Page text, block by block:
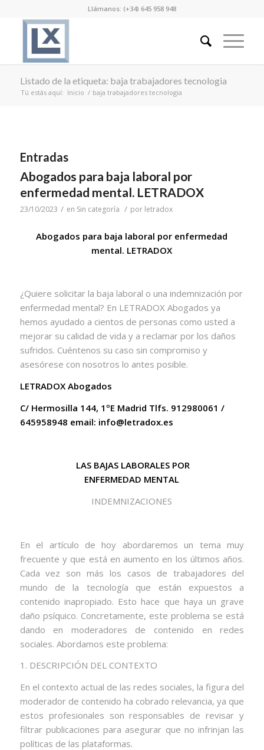
Llámanos: (+34) 645 958 948
Listado de la etiqueta: baja trabajadores tecnologia
Tú estás aquí: Inicio / baja trabajadores tecnologia
Entradas
Abogados para baja laboral por
enfermedad mental. LETRADOX
23/10/2023 / en Sin categoría / por letradox
Abogados para baja laboral por enfermedad
mental. LETRADOX
¿Quiere solicitar la baja laboral o una indemnización por
enfermedad mental? En LETRADOX Abogados ya
hemos ayudado a cientos de personas como usted a
mejorar su calidad de vida y a reclamar por los daños
sufridos. Cuéntenos su caso sin compromiso y
asesórese con nosotros lo antes posible.
LETRADOX Abogados
C/ Hermosilla 144, 1ºE Madrid Tlfs. 912980061 /
645958948 email: info@letradox.es
LAS BAJAS LABORALES POR
ENFERMEDAD MENTAL
INDEMNIZACIONES
En el artículo de hoy abordaremos un tema muy
frecuente y que está en aumento en los últimos años.
Cada vez son más los casos de trabajadores del
mundo de la tecnología que están expuestos a
contenido inapropiado. Esto hace que haya un grave
daño psíquico. Concretamente, este problema se está
dando en moderadores de contenido en redes
sociales. Abordamos este problema:
1. DESCRIPCIÓN DEL CONTEXTO
En el contexto actual de las redes sociales, la figura del
moderador de contenido ha cobrado relevancia, ya que
estos profesionales son responsables de revisar y
filtrar publicaciones para asegurar que no infrinjan las
políticas de las plataformas.